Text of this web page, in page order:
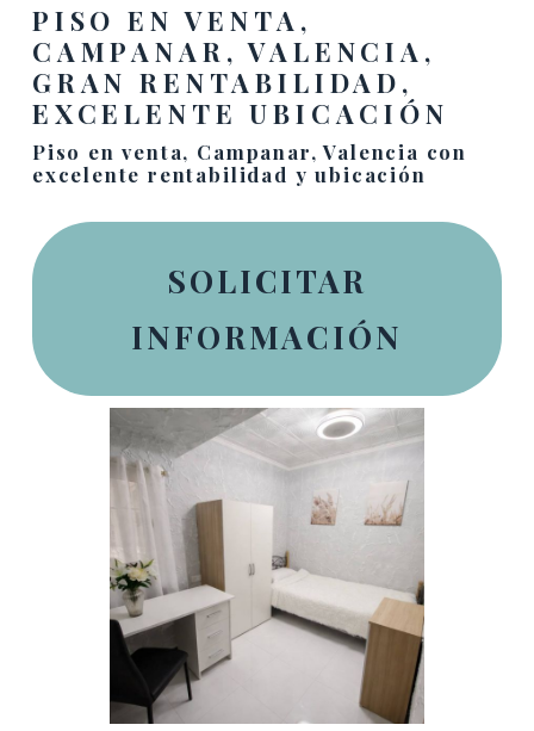
PISO EN VENTA,
CAMPANAR, VALENCIA,
GRAN RENTABILIDAD,
EXCELENTE UBICACIÓN
Piso en venta, Campanar, Valencia con
excelente rentabilidad y ubicación
SOLICITAR
INFORMACIÓN